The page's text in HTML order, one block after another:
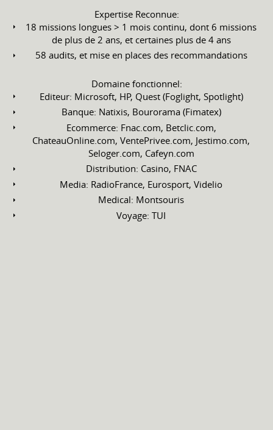
Expertise Reconnue:
18 missions longues > 1 mois continu, dont 6 missions
de plus de 2 ans, et certaines plus de 4 ans
58 audits, et mise en places des recommandations
Domaine fonctionnel:
Editeur: Microsoft, HP, Quest (Foglight, Spotlight)
Banque: Natixis, Bourorama (Fimatex)
Ecommerce: Fnac.com, Betclic.com,
ChateauOnline.com, VentePrivee.com, Jestimo.com,
Seloger.com, Cafeyn.com
Distribution: Casino, FNAC
Media: RadioFrance, Eurosport, Videlio
Medical: Montsouris
Voyage: TUI